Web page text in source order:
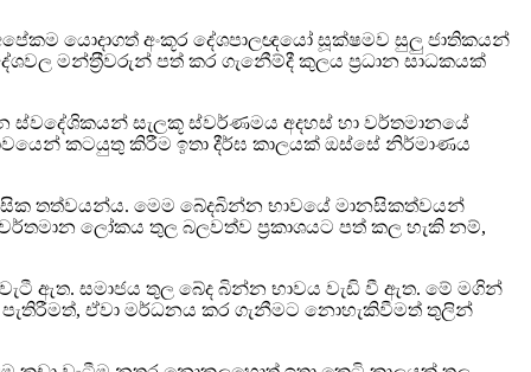
යොදාගත් අංකූර දේශපාලඥයෝ සූක්ෂමව සුලු ජාතිකයන්
මන්ත‍්‍රීවරුන් පත් කර ගැනීෙම්දී කුලය ප‍්‍රධාන සාධකයක්
ස්වදේශිකයන් සැලකූ ස්වර්ණමය අදහස් හා වර්තමානයේ
කටයුතු කිරීම ඉතා දීර්ඝ කාලයක් ඔස්සේ නිර්මාණය
තත්වයන්ය. මෙම බේදබින්න භාවයේ මානසිකත්වයන්
ලෝකය තුල බලවත්ව ප‍්‍රකාශයට පත් කල හැකි නම්,
ඇත. සමාජය තුල බේද බින්න භාවය වැඩි වී ඇත. මේ මගින්
පැතිරීමත්, ඒවා මර්ධනය කර ගැනීමට නොහැකිවීමත් තුලින්